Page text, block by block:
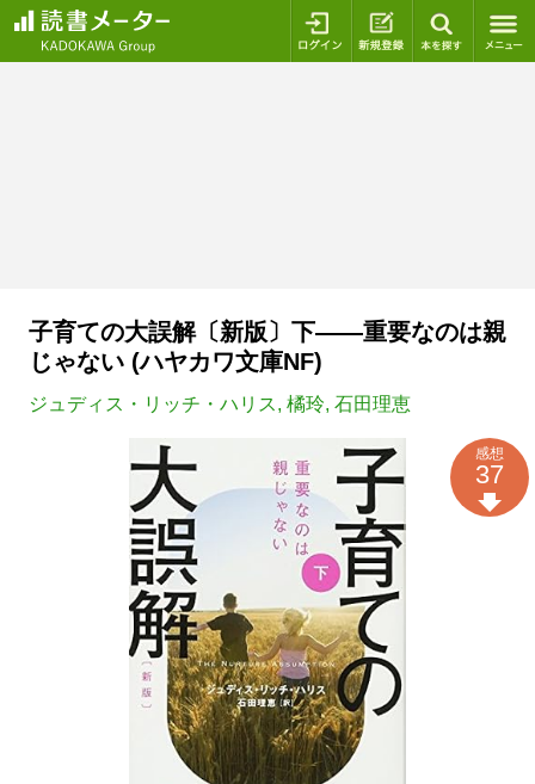
ログイン 新規登録
子育ての大誤解〔新版〕下――重要なのは親
じゃない (ハヤカワ文庫NF)
ジュディス・リッチ・ハリス, 橘玲, 石田理恵
感想
37